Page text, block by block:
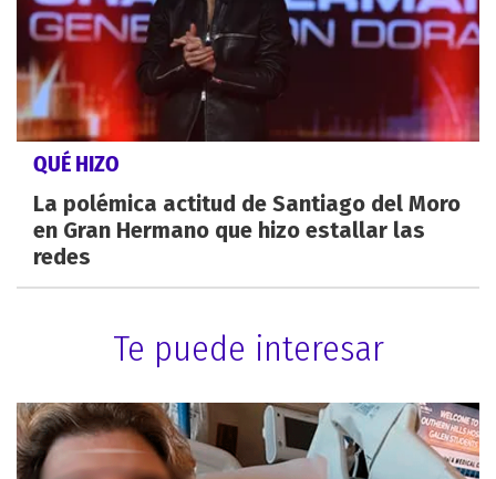
QUÉ HIZO
La polémica actitud de Santiago del Moro
en Gran Hermano que hizo estallar las
redes
Te puede interesar